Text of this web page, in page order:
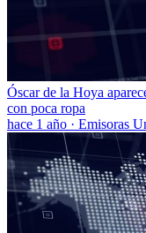
Óscar de la Hoya
con poca ropa
hace 1 año · Emisoras